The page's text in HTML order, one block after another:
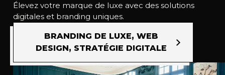
Élevez votre marque de luxe avec des solutions
digitales et branding uniques.
BRANDING DE LUXE, WEB
DESIGN, STRATÉGIE DIGITALE